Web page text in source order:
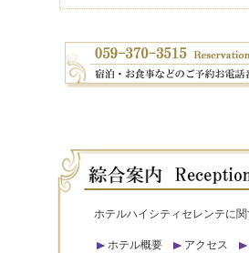
ホテルハイシティセレンテに
ホテル概要 アクセス